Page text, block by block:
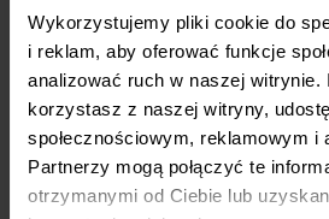
Wykorzystujemy pliki cookie do
i reklam, aby oferować funkcje
analizować ruch w naszej witrynie.
korzystasz z naszej witryny,
społecznościowym, reklamowym i
Partnerzy mogą połączyć te
otrzymanymi od Ciebie lub
nierdzewnej, która
ostrośći jest łatwa w
Perfekcyjne wyważenie:
jest indywidualnie
idealne ułożenie w dłoni i
zmęczenie podczas
użytkowania.